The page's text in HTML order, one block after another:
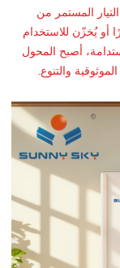
المستمر من
أو يُخزّن للاستخدام
أصبح المحول
والتنوع.